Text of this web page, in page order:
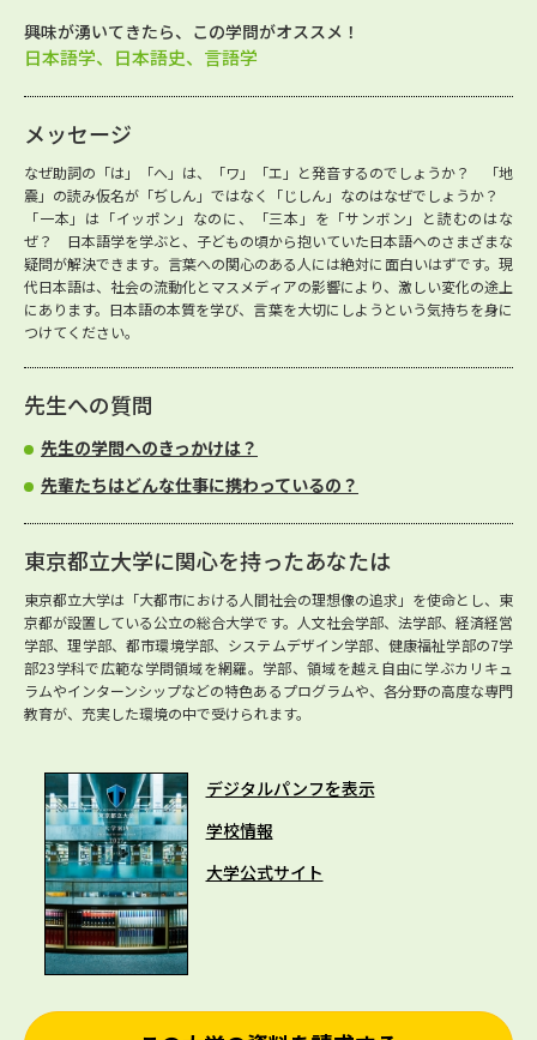
興味が湧いてきたら、この学問がオススメ！
日本語学、日本語史、言語学
メッセージ
なぜ助詞の「は」「へ」は、「ワ」「エ」と発音するのでしょうか？ 「地
震」の読み仮名が「ぢしん」ではなく「じしん」なのはなぜでしょうか？
「一本」は「イッポン」なのに、「三本」を「サンボン」と読むのはな
ぜ？ 日本語学を学ぶと、子どもの頃から抱いていた日本語へのさまざまな
疑問が解決できます。言葉への関心のある人には絶対に面白いはずです。現
代日本語は、社会の流動化とマスメディアの影響により、激しい変化の途上
にあります。日本語の本質を学び、言葉を大切にしようという気持ちを身に
つけてください。
先生への質問
先生の学問へのきっかけは？
先輩たちはどんな仕事に携わっているの？
東京都立大学に関心を持ったあなたは
東京都立大学は「大都市における人間社会の理想像の追求」を使命とし、東
京都が設置している公立の総合大学です。人文社会学部、法学部、経済経営
学部、理学部、都市環境学部、システムデザイン学部、健康福祉学部の7学
部23学科で広範な学問領域を網羅。学部、領域を越え自由に学ぶカリキュ
ラムやインターンシップなどの特色あるプログラムや、各分野の高度な専門
教育が、充実した環境の中で受けられます。
デジタルパンフを表示
学校情報
大学公式サイト